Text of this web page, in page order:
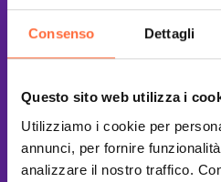
Consenso Dettagli
Questo sito web utilizza i
Utilizziamo i cookie per
annunci, per fornire
analizzare il nostro traffico.